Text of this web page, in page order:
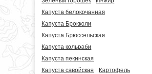
Капуста белокочанная
Капуста Брокколи
Капуста Брюссельская
Капуста кольраби
Капуста пекинская
Капуста савойская
Картофель